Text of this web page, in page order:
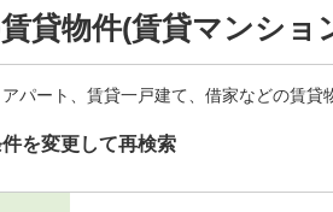
貸物件(賃貸マンショ
パート、賃貸一戸建て、借家などの賃
を変更して再検索